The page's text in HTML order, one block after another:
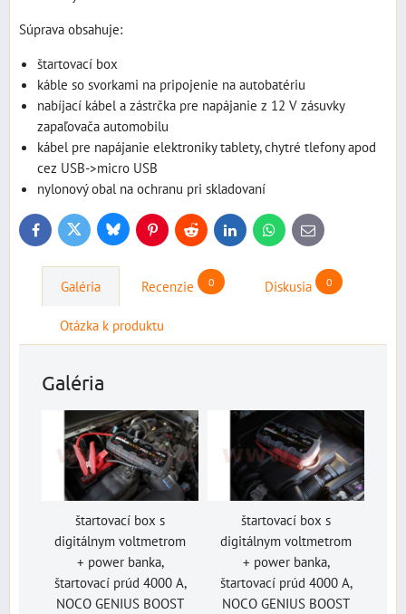
Súprava obsahuje:
štartovací box
káble so svorkami na pripojenie na autobatériu
nabíjací kábel a zástrčka pre napájanie z 12 V zásuvky
zapaľovača automobilu
kábel pre napájanie elektroniky tablety, chytré tlefony apod
cez USB->micro USB
nylonový obal na ochranu pri skladovaní
FacebookTwitter BlueskyPinterestReddit LinkedInWhatsApp
E-
mail
Galéria Recenzie 0 Diskusia 0
Otázka k produktu
Galéria
štartovací box s
digitálnym voltmetrom
+ power banka,
štartovací prúd 4000 A,
NOCO GENIUS BOOST
štartovací box s
digitálnym voltmetrom
+ power banka,
štartovací prúd 4000 A,
NOCO GENIUS BOOST